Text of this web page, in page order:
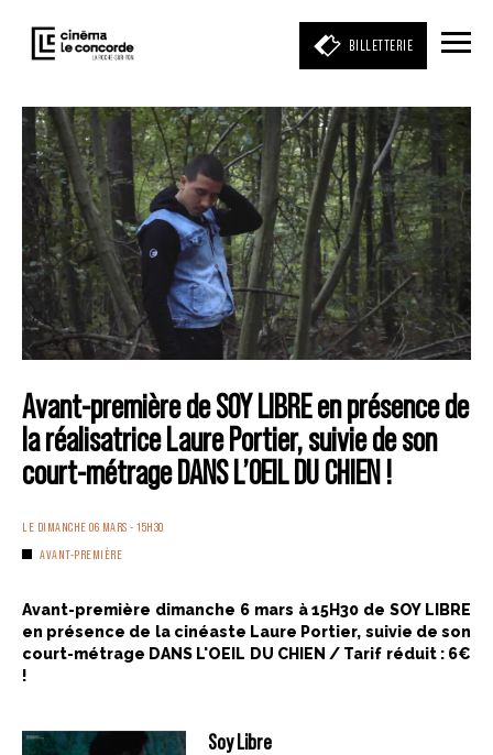
BILLETTERIE
Entrez votre mot clé
(film, réalisateur, acteur, événement)
Avant-première de SOY LIBRE en présence de
la réalisatrice Laure Portier, suivie de son
court-métrage DANS L’OEIL DU CHIEN !
LE DIMANCHE 06 MARS - 15H30
AVANT-PREMIÈRE
Avant-première dimanche 6 mars à 15H30 de SOY LIBRE
en présence de la cinéaste Laure Portier, suivie de son
court-métrage DANS L'OEIL DU CHIEN / Tarif réduit : 6€
!
Soy Libre